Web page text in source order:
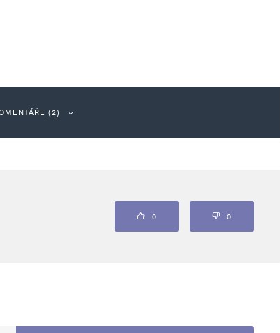
(2)
a svobodu slova, si váží toho co Musk dělá.
0 0